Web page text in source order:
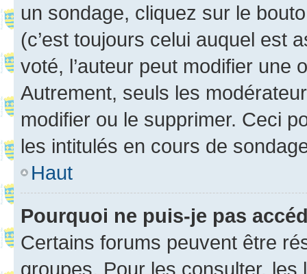
un sondage, cliquez sur le
(c’est toujours celui auquel est
voté, l’auteur peut modifier une
Autrement, seuls les
modifier ou le supprimer. Ceci
les intitulés en cours de
Haut
Pourquoi ne puis-je pas
Certains forums peuvent être
groupes. Pour les consulter,